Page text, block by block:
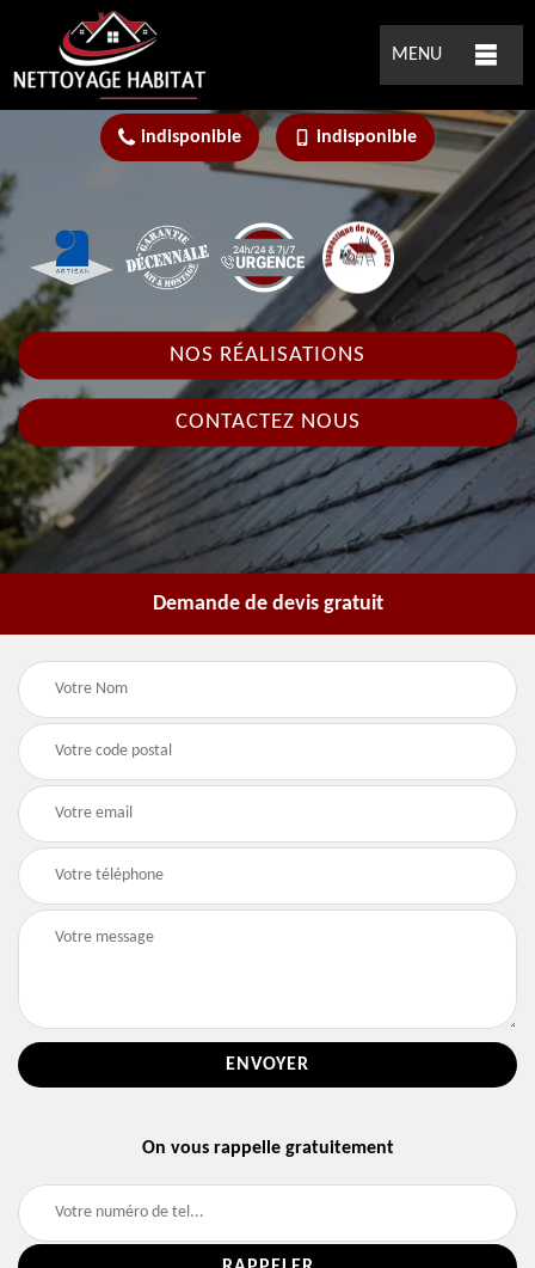
MENU
indisponible indisponible
NOS RÉALISATIONS
CONTACTEZ NOUS
Demande de devis gratuit
On vous rappelle gratuitement